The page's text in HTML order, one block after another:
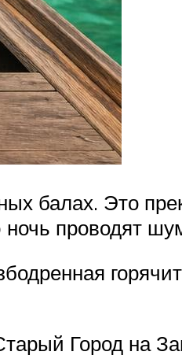
балах. Это
проводят
Город на